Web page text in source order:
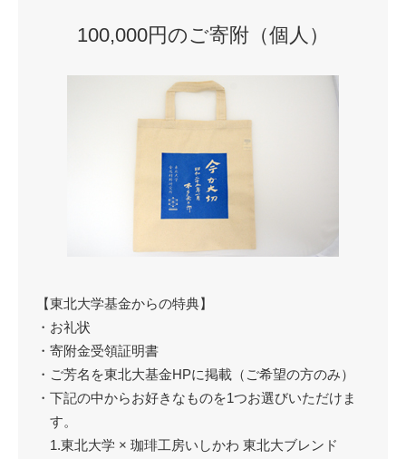
100,000円のご寄附（個人）
【東北大学基金からの特典】
・お礼状
・寄附金受領証明書
・ご芳名を東北大基金HPに掲載（ご希望の方のみ）
・下記の中からお好きなものを1つお選びいただけま
す。
1.東北大学 × 珈琲工房いしかわ 東北大ブレンド